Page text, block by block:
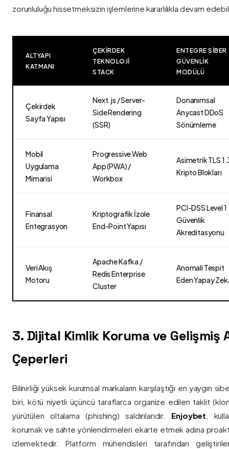
zorunluluğu hissetmeksizin işlemlerine kararlılıkla devam
ALTYAPI
KATMANI
ÇEKIRDEK
TEKNOLOJI
STACK
ENTEGRE SIBER
GÜVENLIK
MODÜLÜ
Çekirdek
Sayfa Yapısı
Next.js / Server-
Side Rendering
(SSR)
Donanımsal
Anycast DDoS
Sönümleme
Mobil
Uygulama
Mimarisi
Progressive Web
App (PWA) /
Workbox
Asimetrik TLS
Kripto Blokları
Finansal
Entegrasyon
Kriptografik İzole
End-Point Yapısı
PCI-DSS Level 1
Güvenlik
Akreditasyonu
Veri Akış
Motoru
Apache Kafka /
Redis Enterprise
Cluster
Anomali Tespit
Eden Yapay
3. Dijital Kimlik Koruma ve Gelişmiş
Çeperleri
Bilinirliği yüksek kurumsal markaların karşılaştığı en yaygın
biri, kötü niyetli üçüncü taraflarca organize edilen taklit
yürütülen oltalama (phishing) saldırılarıdır. Enjoybet ,
korumak ve sahte yönlendirmeleri ekarte etmek adına
izlemektedir. Platform mühendisleri tarafından